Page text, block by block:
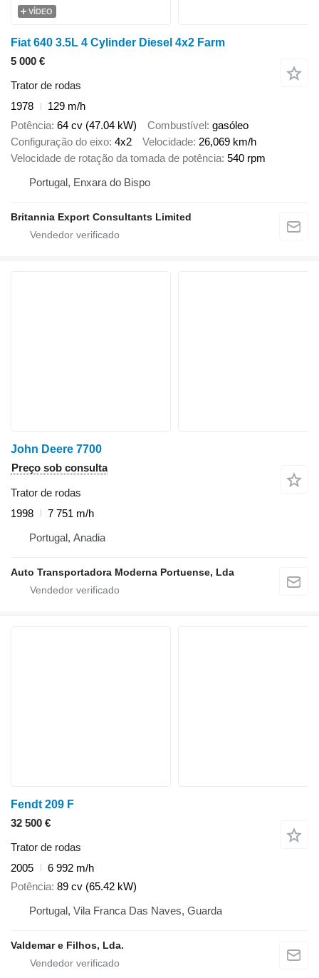
VÍDEO
Fiat 640 3.5L 4 Cylinder Diesel 4x2 Farm
5 000 €
Trator de rodas
1978
129 m/h
Potência 64 cv (47.04 kW) Combustível gasóleo
Configuração do eixo 4x2 Velocidade 26,069 km/h
Velocidade de rotação da tomada de potência 540 rpm
Portugal, Enxara do Bispo
Britannia Export Consultants Limited
John Deere 7700
Preço sob consulta
Trator de rodas
1998
7 751 m/h
Portugal, Anadia
Auto Transportadora Moderna Portuense, Lda
Fendt 209 F
32 500 €
Trator de rodas
2005
6 992 m/h
Potência 89 cv (65.42 kW)
Portugal, Vila Franca Das Naves, Guarda
Valdemar e Filhos, Lda.